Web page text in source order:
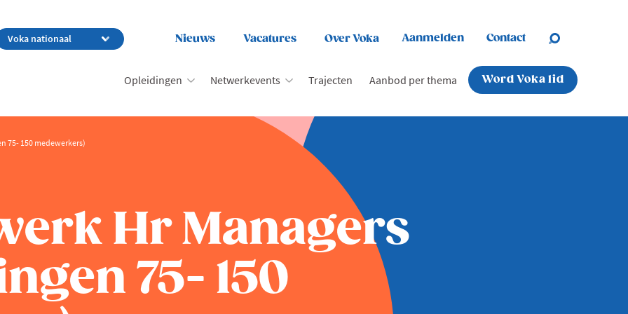
Nieuws Vacatures Over Voka Aanmelden Contact
Opleidingen Netwerkevents Trajecten Aanbod per thema Word Voka lid
75- 150 medewerkers)
Hr Managers
75- 150